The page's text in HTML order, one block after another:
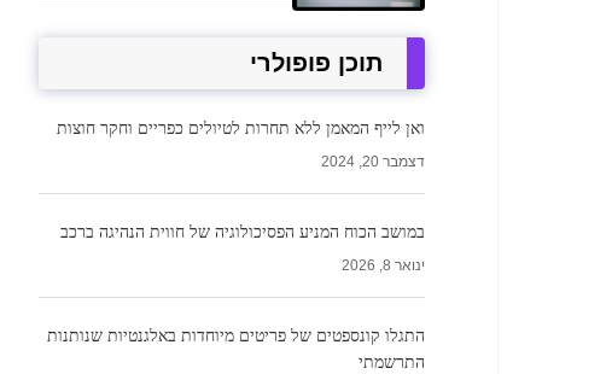
תוכן פופולרי
ואן לייף המאמן ללא תחרות לטיולים כפריים וחקר חוצות
דצמבר 20, 2024
במושב הכוח המניע הפסיכולוגיה של חווית הנהיגה ברכב
ינואר 8, 2026
התגלו קונספטים של פריטים מיוחדות באלגנטיות שנותנות
התרשמתי